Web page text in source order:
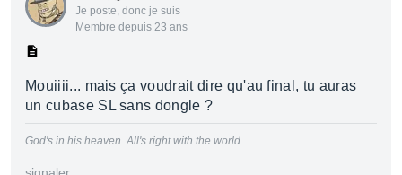
Je poste, donc je suis
Membre depuis 23 ans
Mouiiii... mais ça voudrait dire qu'au final, tu auras
un cubase SL sans dongle ?
God's in his heaven. All's right with the world.